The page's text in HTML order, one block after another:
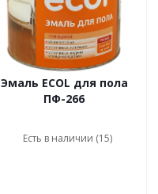
Эмаль ECOL для пола
ПФ-266
Есть в наличии (15)